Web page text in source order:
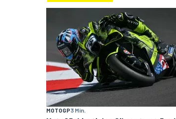
MOTOGP3 Min.